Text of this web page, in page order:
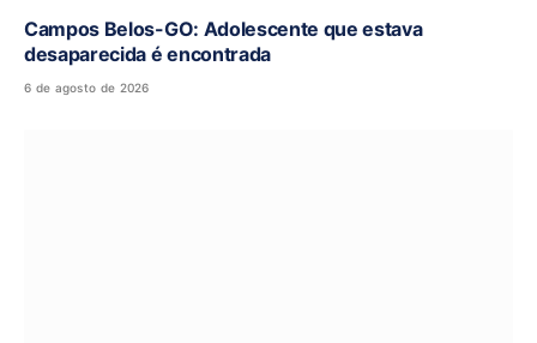
Campos Belos-GO: Adolescente que estava
desaparecida é encontrada
6 de agosto de 2026